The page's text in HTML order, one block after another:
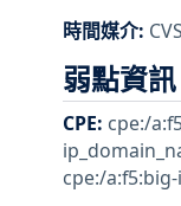
時間媒介:
弱點資訊
CPE: cpe:/
cpe:/